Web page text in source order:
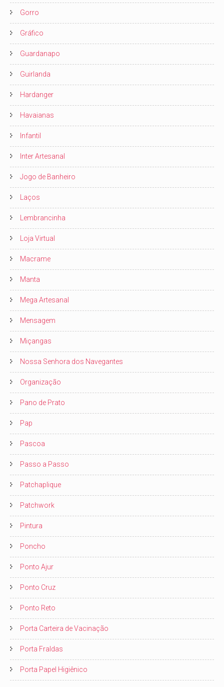
Gorro
Gráfico
Guardanapo
Guirlanda
Hardanger
Havaianas
Infantil
Inter Artesanal
Jogo de Banheiro
Laços
Lembrancinha
Loja Virtual
Macrame
Manta
Mega Artesanal
Mensagem
Miçangas
Nossa Senhora dos Navegantes
Organização
Pano de Prato
Pap
Pascoa
Passo a Passo
Patchaplique
Patchwork
Pintura
Poncho
Ponto Ajur
Ponto Cruz
Ponto Reto
Porta Carteira de Vacinação
Porta Fraldas
Porta Papel Higiênico